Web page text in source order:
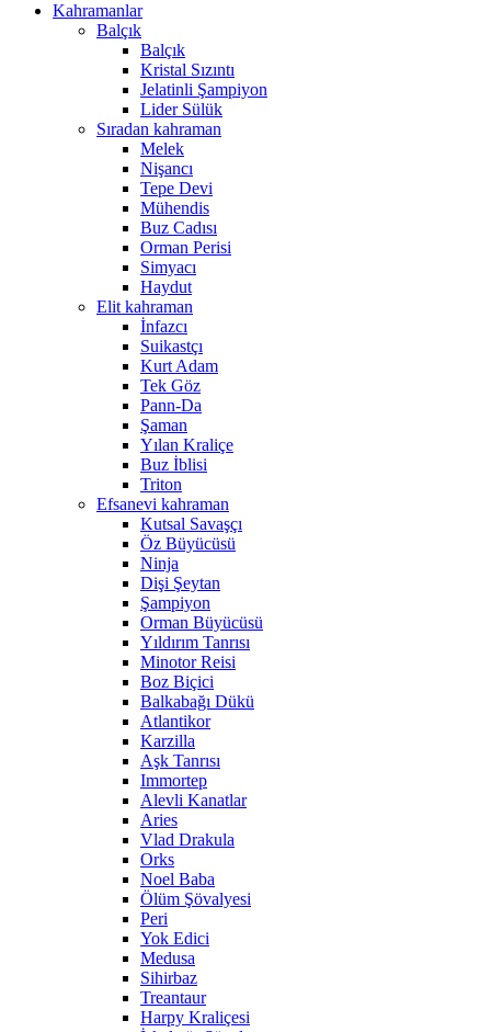
Kahramanlar
Balçık
Balçık
Kristal Sızıntı
Jelatinli Şampiyon
Lider Sülük
Sıradan kahraman
Melek
Nişancı
Tepe Devi
Mühendis
Buz Cadısı
Orman Perisi
Simyacı
Haydut
Elit kahraman
İnfazcı
Suikastçı
Kurt Adam
Tek Göz
Pann-Da
Şaman
Yılan Kraliçe
Buz İblisi
Triton
Efsanevi kahraman
Kutsal Savaşçı
Öz Büyücüsü
Ninja
Dişi Şeytan
Şampiyon
Orman Büyücüsü
Yıldırım Tanrısı
Minotor Reisi
Boz Biçici
Balkabağı Dükü
Atlantikor
Karzilla
Aşk Tanrısı
Immortep
Alevli Kanatlar
Aries
Vlad Drakula
Orks
Noel Baba
Ölüm Şövalyesi
Peri
Yok Edici
Medusa
Sihirbaz
Treantaur
Harpy Kraliçesi